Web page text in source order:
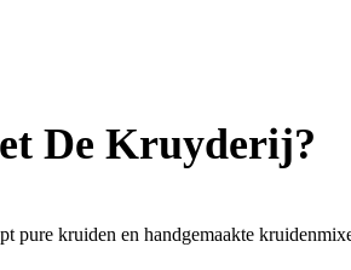
De Kruyderij?
pure kruiden en handgemaakte